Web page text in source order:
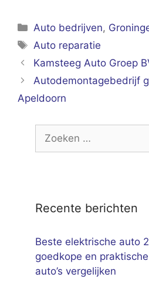
Categorieën
Auto bedrijven,
Tags
Auto reparatie
Kamsteeg Auto Groep
Autodemontagebedrijf
Apeldoorn
naar:
Recente berichten
Beste elektrische auto
goedkope en
auto’s vergelijken